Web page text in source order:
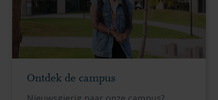
Ontdek de campus